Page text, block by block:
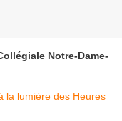
Notre-Dame-
la lumière des Heures